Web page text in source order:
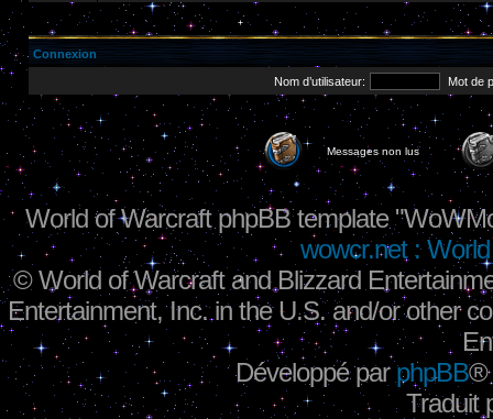
Connexion
Nom d’utilisateur: Mot de
Messages non lus
World of Warcraft phpBB template
wowcr.net :
©World of Warcraft and Blizzard
Entertainment, Inc. in the U.S. and/or other
Développé par phpBB®
Traduit